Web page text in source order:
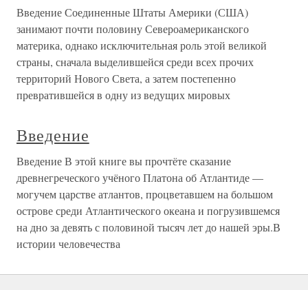
Введение Соединенные Штаты Америки (США)
занимают почти половину Североамериканского
материка, однако исключительная роль этой великой
страны, сначала выделившейся среди всех прочих
территорий Нового Света, а затем постепенно
превратившейся в одну из ведущих мировых
Введение
Введение В этой книге вы прочтёте сказание
древнегреческого учёного Платона об Атлантиде —
могучем царстве атлантов, процветавшем на большом
острове среди Атлантического океана и погрузившемся
на дно за девять с половиной тысяч лет до нашей эры.В
истории человечества